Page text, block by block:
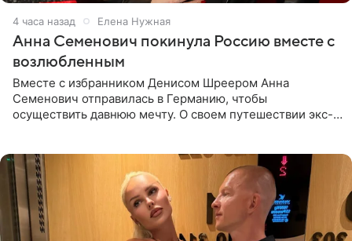
4 часа назад Елена Нужная
Анна Семенович покинула Россию вместе с
возлюбленным
Вместе с избранником Денисом Шреером Анна
Семенович отправилась в Германию, чтобы
осуществить давнюю мечту. О своем путешествии экс-